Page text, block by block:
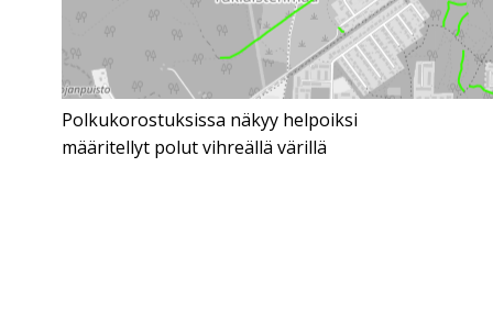
Polkukorostuksissa näkyy helpoiksi
määritellyt polut vihreällä värillä